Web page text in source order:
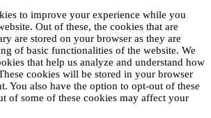
to improve your experience while you
Out of these, the cookies that are
are stored on your browser as they are
of basic functionalities of the website. We
that help us analyze and understand how
cookies will be stored in your browser
You also have the option to opt-out of these
of some of these cookies may affect your